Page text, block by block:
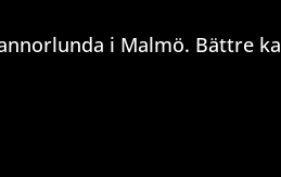
i Malmö. Bättre